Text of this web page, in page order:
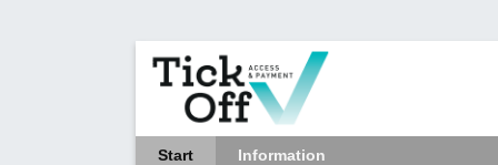
Start Information